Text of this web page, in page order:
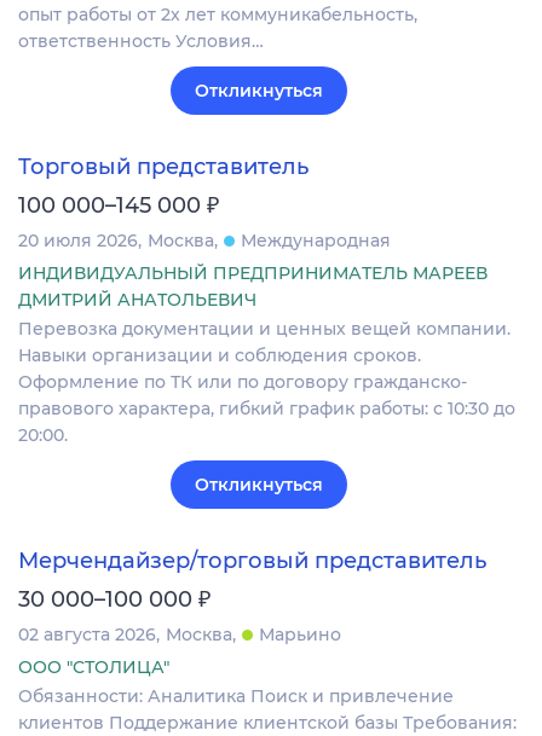
опыт работы от 2х лет коммуникабельность,
ответственность Условия…
Откликнуться
Торговый представитель
100 000–145 000 ₽
20 июля 2026 Москва
Международная
ИНДИВИДУАЛЬНЫЙ ПРЕДПРИНИМАТЕЛЬ МАРЕЕВ
ДМИТРИЙ АНАТОЛЬЕВИЧ
Перевозка документации и ценных вещей компании.
Навыки организации и соблюдения сроков.
Оформление по ТК или по договору гражданско-
правового характера, гибкий график работы: с 10:30 до
20:00.
Откликнуться
Мерчендайзер/торговый представитель
30 000–100 000 ₽
02 августа 2026 Москва
Марьино
ООО "СТОЛИЦА"
Обязанности: Аналитика Поиск и привлечение
клиентов Поддержание клиентской базы Требования: